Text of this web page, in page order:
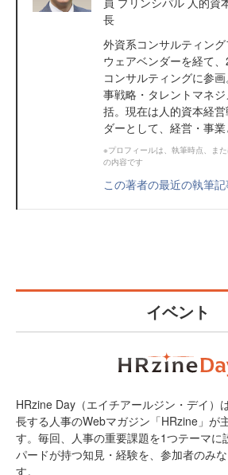
長
外資系コンサルティン
ウェアベンダーを経て
コンサルティングに参
事戦略・タレントマネ
括。現在は人的資本経
ダーとして、経営・事
※プロフィールは、執筆時点、ま
の内容です
この著者の最近の執筆
イベント
HRzine Day（エイチアールジン・デイ）
長する人事のWebマガジン「HRzine」が
す。毎回、人事の重要課題を1つテーマに
パードが持つ知見・経験を、参加者のみ
す。